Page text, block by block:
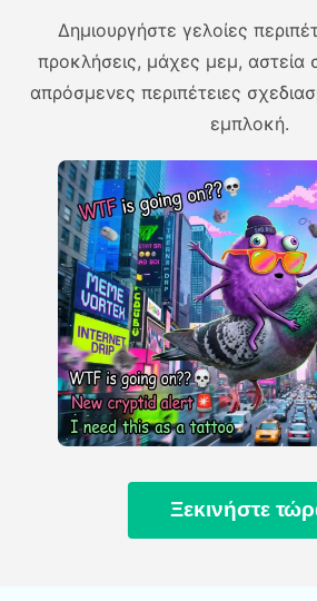
Δημιουργήστε γελοίες
προκλήσεις, μάχες μεμ, αστεία
απρόσμενες περιπέτειες
εμπλοκή.
Ξεκινήστε